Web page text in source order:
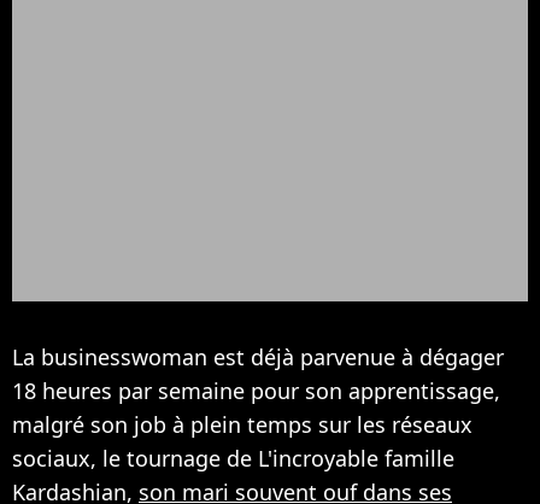
La businesswoman est déjà parvenue à dégager
18 heures par semaine pour son apprentissage,
malgré son job à plein temps sur les réseaux
sociaux, le tournage de L'incroyable famille
Kardashian, son mari souvent ouf dans ses